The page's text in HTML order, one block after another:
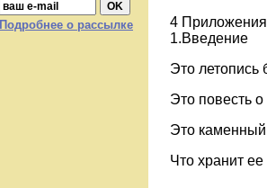
Подробнее о рассылке
4
1.Введение
Это летопись
Это повесть о
Это
Что хранит